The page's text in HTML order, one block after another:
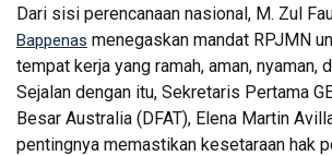
Dari sisi perencanaan nasional, M. Zul
Bappenas menegaskan mandat RPJMN
tempat kerja yang ramah, aman, nyaman,
Sejalan dengan itu, Sekretaris Pertama
Besar Australia (DFAT), Elena Martin
pentingnya memastikan kesetaraan hak